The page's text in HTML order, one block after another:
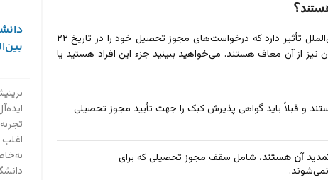
سقف ویزای دانشجویی کانادا بر آن دسته از دانشجویان بین‌الملل تأثیر دارد که درخواست‌های مجوز تحصیل خود را در تاریخ ۲۲
نیز از آن معاف هستند. می‌خواهید ببینید جزء این افراد هستید یا
و قبلاً باید گواهی پذیرش کبک را جهت تأیید مجوز تحصیلی
آن هستند، شامل سقف مجوز تحصیلی که برای
اغلب